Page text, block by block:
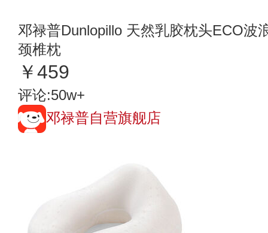
邓禄普Dunlopillo 天然乳胶枕头ECO波
颈椎枕
￥459
评论:50w+
邓禄普自营旗舰店